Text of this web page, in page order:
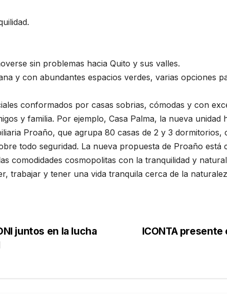
sin problemas hacia Quito y sus valles.
y con abundantes espacios verdes, varias opciones
conformados por casas sobrias, cómodas y con
y familia. Por ejemplo, Casa Palma, la nueva unidad
Proaño, que agrupa 80 casas de 2 y 3 dormitorios,
todo seguridad. La nueva propuesta de Proaño está
comodidades cosmopolitas con la tranquilidad y
trabajar y tener una vida tranquila cerca de la
ICONTA
juntos en la lucha